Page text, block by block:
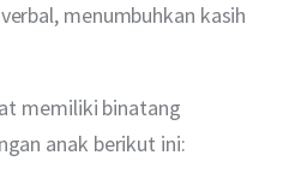
menumbuhkan kasih
memiliki binatang
anak berikut ini: